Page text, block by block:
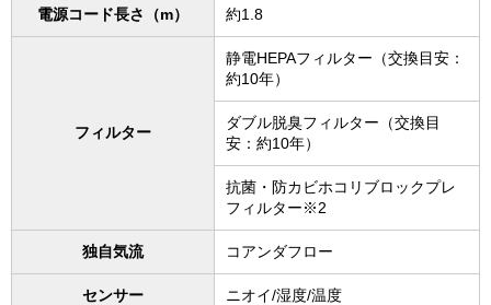
電源コード長さ（m） 約1.8
フィルター
静電HEPAフィルター（交換目安：
約10年）
ダブル脱臭フィルター（交換目
安：約10年）
抗菌・防カビホコリブロックプレ
フィルター※2
独自気流 コアンダフロー
センサー ニオイ/湿度/温度